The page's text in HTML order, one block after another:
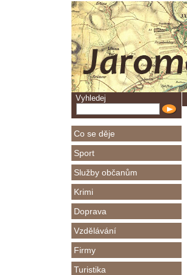
Vyhledej
Co se děje
Sport
Služby občanům
Krimi
Doprava
Vzdělávání
Firmy
Turistika